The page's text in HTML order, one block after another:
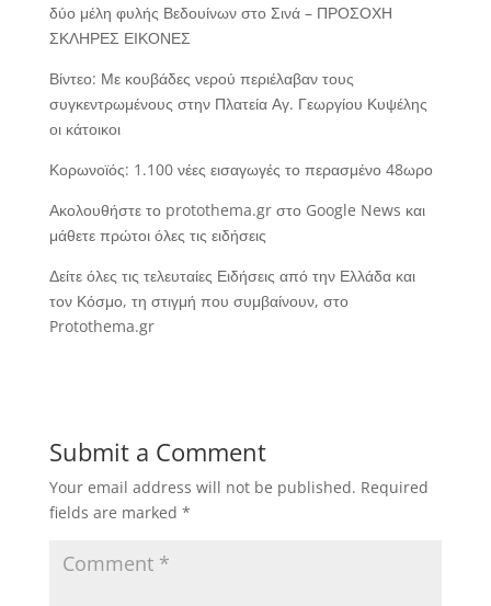
δύο μέλη φυλής Βεδουίνων στο Σινά – ΠΡΟΣΟΧΗ
ΣΚΛΗΡΕΣ ΕΙΚΟΝΕΣ
Βίντεο: Με κουβάδες νερού περιέλαβαν τους
συγκεντρωμένους στην Πλατεία Αγ. Γεωργίου Κυψέλης
οι κάτοικοι
Κορωνοϊός: 1.100 νέες εισαγωγές το περασμένο 48ωρο
Ακολουθήστε το protothema.gr στο Google News και
μάθετε πρώτοι όλες τις ειδήσεις
Δείτε όλες τις τελευταίες Ειδήσεις από την Ελλάδα και
τον Κόσμο, τη στιγμή που συμβαίνουν, στο
Protothema.gr
Submit a Comment
Your email address will not be published. Required
fields are marked *